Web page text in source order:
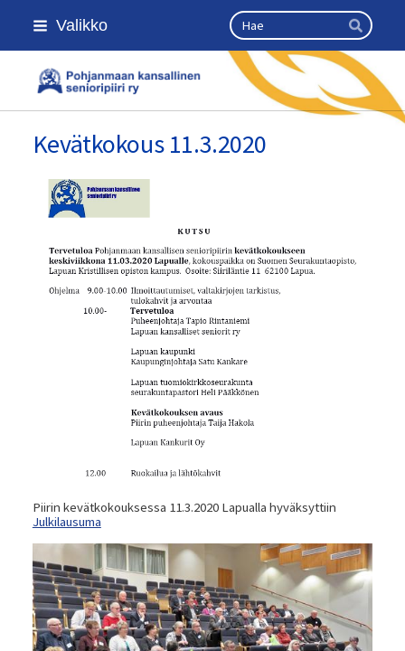
Siirry
sivun
Valikko Haku
Hae
Kansallinen senioriliitto
Kevätkokous 11.3.2020
Piirin kevätkokouksessa 11.3.2020 Lapualla hyväksyttiin
Julkilausuma